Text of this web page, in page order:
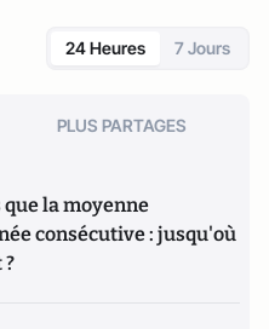
24 Heures 7 Jours
PLUS PARTAGES
la moyenne
consécutive : jusqu'où